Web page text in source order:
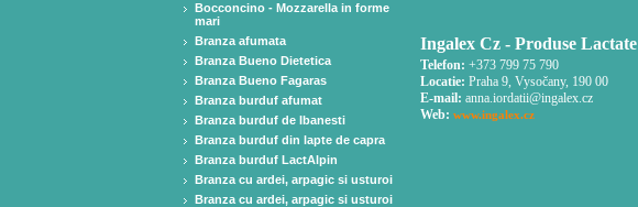
Bocconcino - Mozzarella in forme
mari
Branza afumata
Branza Bueno Dietetica
Branza Bueno Fagaras
Branza burduf afumat
Branza burduf de Ibanesti
Branza burduf din lapte de capra
Branza burduf LactAlpin
Branza cu ardei, arpagic si usturoi
Branza cu ardei, arpagic si usturoi
Ingalex Cz - Produse Lactate
Telefon: +373 799 75 790
Locatie: Praha 9, Vysočany, 190 00
E-mail: anna.iordatii@ingalex.cz
Web: www.ingalex.cz